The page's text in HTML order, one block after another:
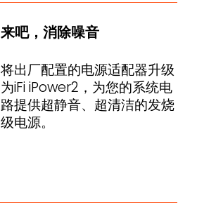
来吧，消除噪音
将出厂配置的电源适配器升级
为iFi iPower2，为您的系统电
路提供超静音、超清洁的发烧
级电源。